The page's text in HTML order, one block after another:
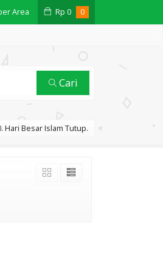
Area Rp 0 0
Cari
Hari Besar Islam Tutup.